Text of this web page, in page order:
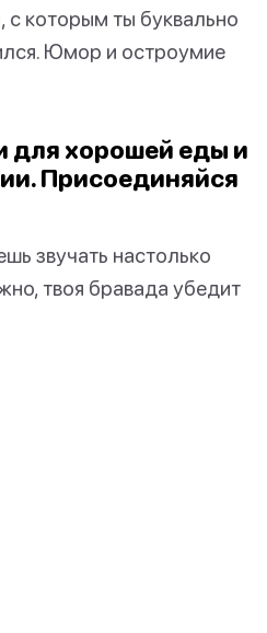
с которым ты буквально
Юмор и остроумие
для хорошей еды и
Присоединяйся
звучать настолько
твоя бравада убедит